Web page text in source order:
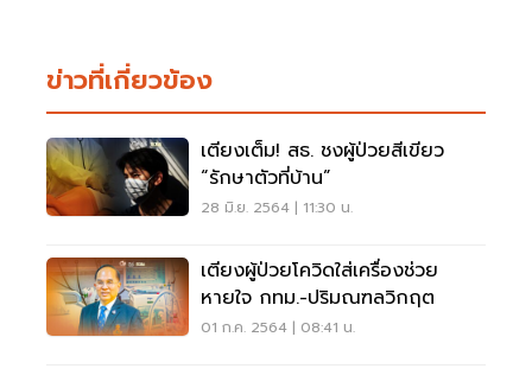
ข่าวที่เกี่ยวข้อง
เตียงเต็ม! สธ. ชงผู้ป่วยสีเขียว
28 มิ.ย. 2564 | 11:30 น.
เตียงผู้ป่วยโควิดใส่เครื่องช่วย
หายใจ กทม.-ปริมณฑลวิกฤต
01 ก.ค. 2564 | 08:41 น.